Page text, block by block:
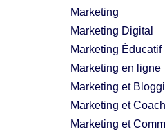
Marketing
Marketing Digital
Marketing Éducatif
Marketing en ligne
Marketing et
Marketing et
Marketing et